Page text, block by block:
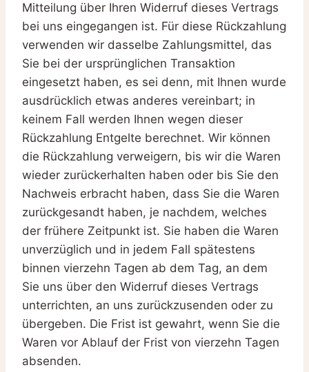
Mitteilung über Ihren Widerruf dieses Vertrags
bei uns eingegangen ist. Für diese Rückzahlung
verwenden wir dasselbe Zahlungsmittel, das
Sie bei der ursprünglichen Transaktion
eingesetzt haben, es sei denn, mit Ihnen wurde
ausdrücklich etwas anderes vereinbart; in
keinem Fall werden Ihnen wegen dieser
Rückzahlung Entgelte berechnet. Wir können
die Rückzahlung verweigern, bis wir die Waren
wieder zurückerhalten haben oder bis Sie den
Nachweis erbracht haben, dass Sie die Waren
zurückgesandt haben, je nachdem, welches
der frühere Zeitpunkt ist. Sie haben die Waren
unverzüglich und in jedem Fall spätestens
binnen vierzehn Tagen ab dem Tag, an dem
Sie uns über den Widerruf dieses Vertrags
unterrichten, an uns zurückzusenden oder zu
übergeben. Die Frist ist gewahrt, wenn Sie die
Waren vor Ablauf der Frist von vierzehn Tagen
absenden.